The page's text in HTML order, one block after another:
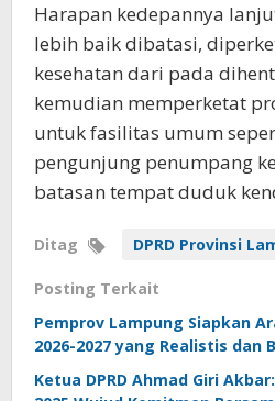
Harapan kedepannya
lebih baik dibatasi,
kesehatan dari pada
kemudian memperketat
untuk fasilitas umum
pengunjung penumpang
batasan tempat duduk
Ditag DPRD Provinsi
Posting Terkait
Pemprov Lampung Siapkan
2026-2027 yang Realistis dan
Ketua DPRD Ahmad Giri